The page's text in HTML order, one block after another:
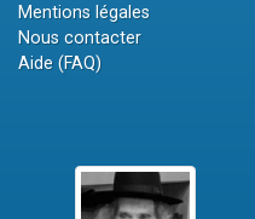
Mentions légales
Nous contacter
Aide (FAQ)